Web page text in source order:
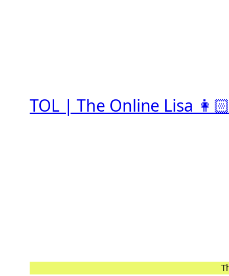
TOL | The Online Lisa